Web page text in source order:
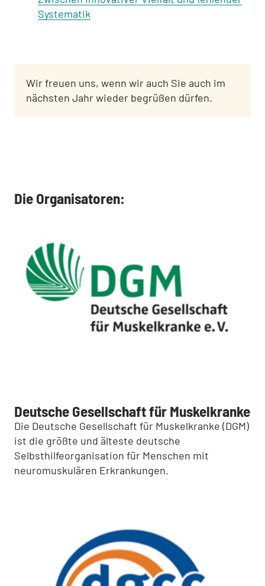
Systematik
Wir freuen uns, wenn wir auch Sie auch im
nächsten Jahr wieder begrüßen dürfen.
Die Organisatoren:
Deutsche Gesellschaft für Muskelkranke
Die Deutsche Gesellschaft für Muskelkranke (DGM)
ist die größte und älteste deutsche
Selbsthilfeorganisation für Menschen mit
neuromuskulären Erkrankungen.